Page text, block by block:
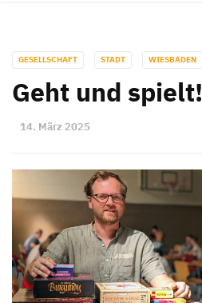
GESELLSCHAFT STADT WIESBADEN
Geht und spielt!
14. März 2025